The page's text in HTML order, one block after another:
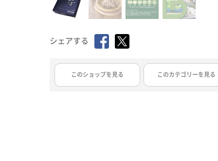
シェアする
このショップを見る このカテゴリーを見る